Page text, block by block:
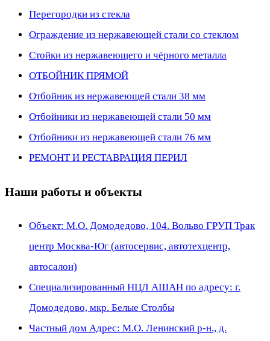
Перегородки из стекла
Ограждение из нержавеющей стали со стеклом
Стойки из нержавеющего и чёрного металла
ОТБОЙНИК ПРЯМОЙ
Отбойник из нержавеющей стали 38 мм
Отбойники из нержавеющей стали 50 мм
Отбойники из нержавеющей стали 76 мм
РЕМОНТ И РЕСТАВРАЦИЯ ПЕРИЛ
Наши работы и объекты
Объект: М.О. Домодедово, 104. Вольво ГРУП Трак
центр Москва-Юг (автосервис, автотехцентр,
автосалон)
Специализированный НЦЛ АШАН по адресу: г.
Домодедово, мкр. Белые Столбы
Частный дом Адрес: М.О. Ленинский р-н., д.